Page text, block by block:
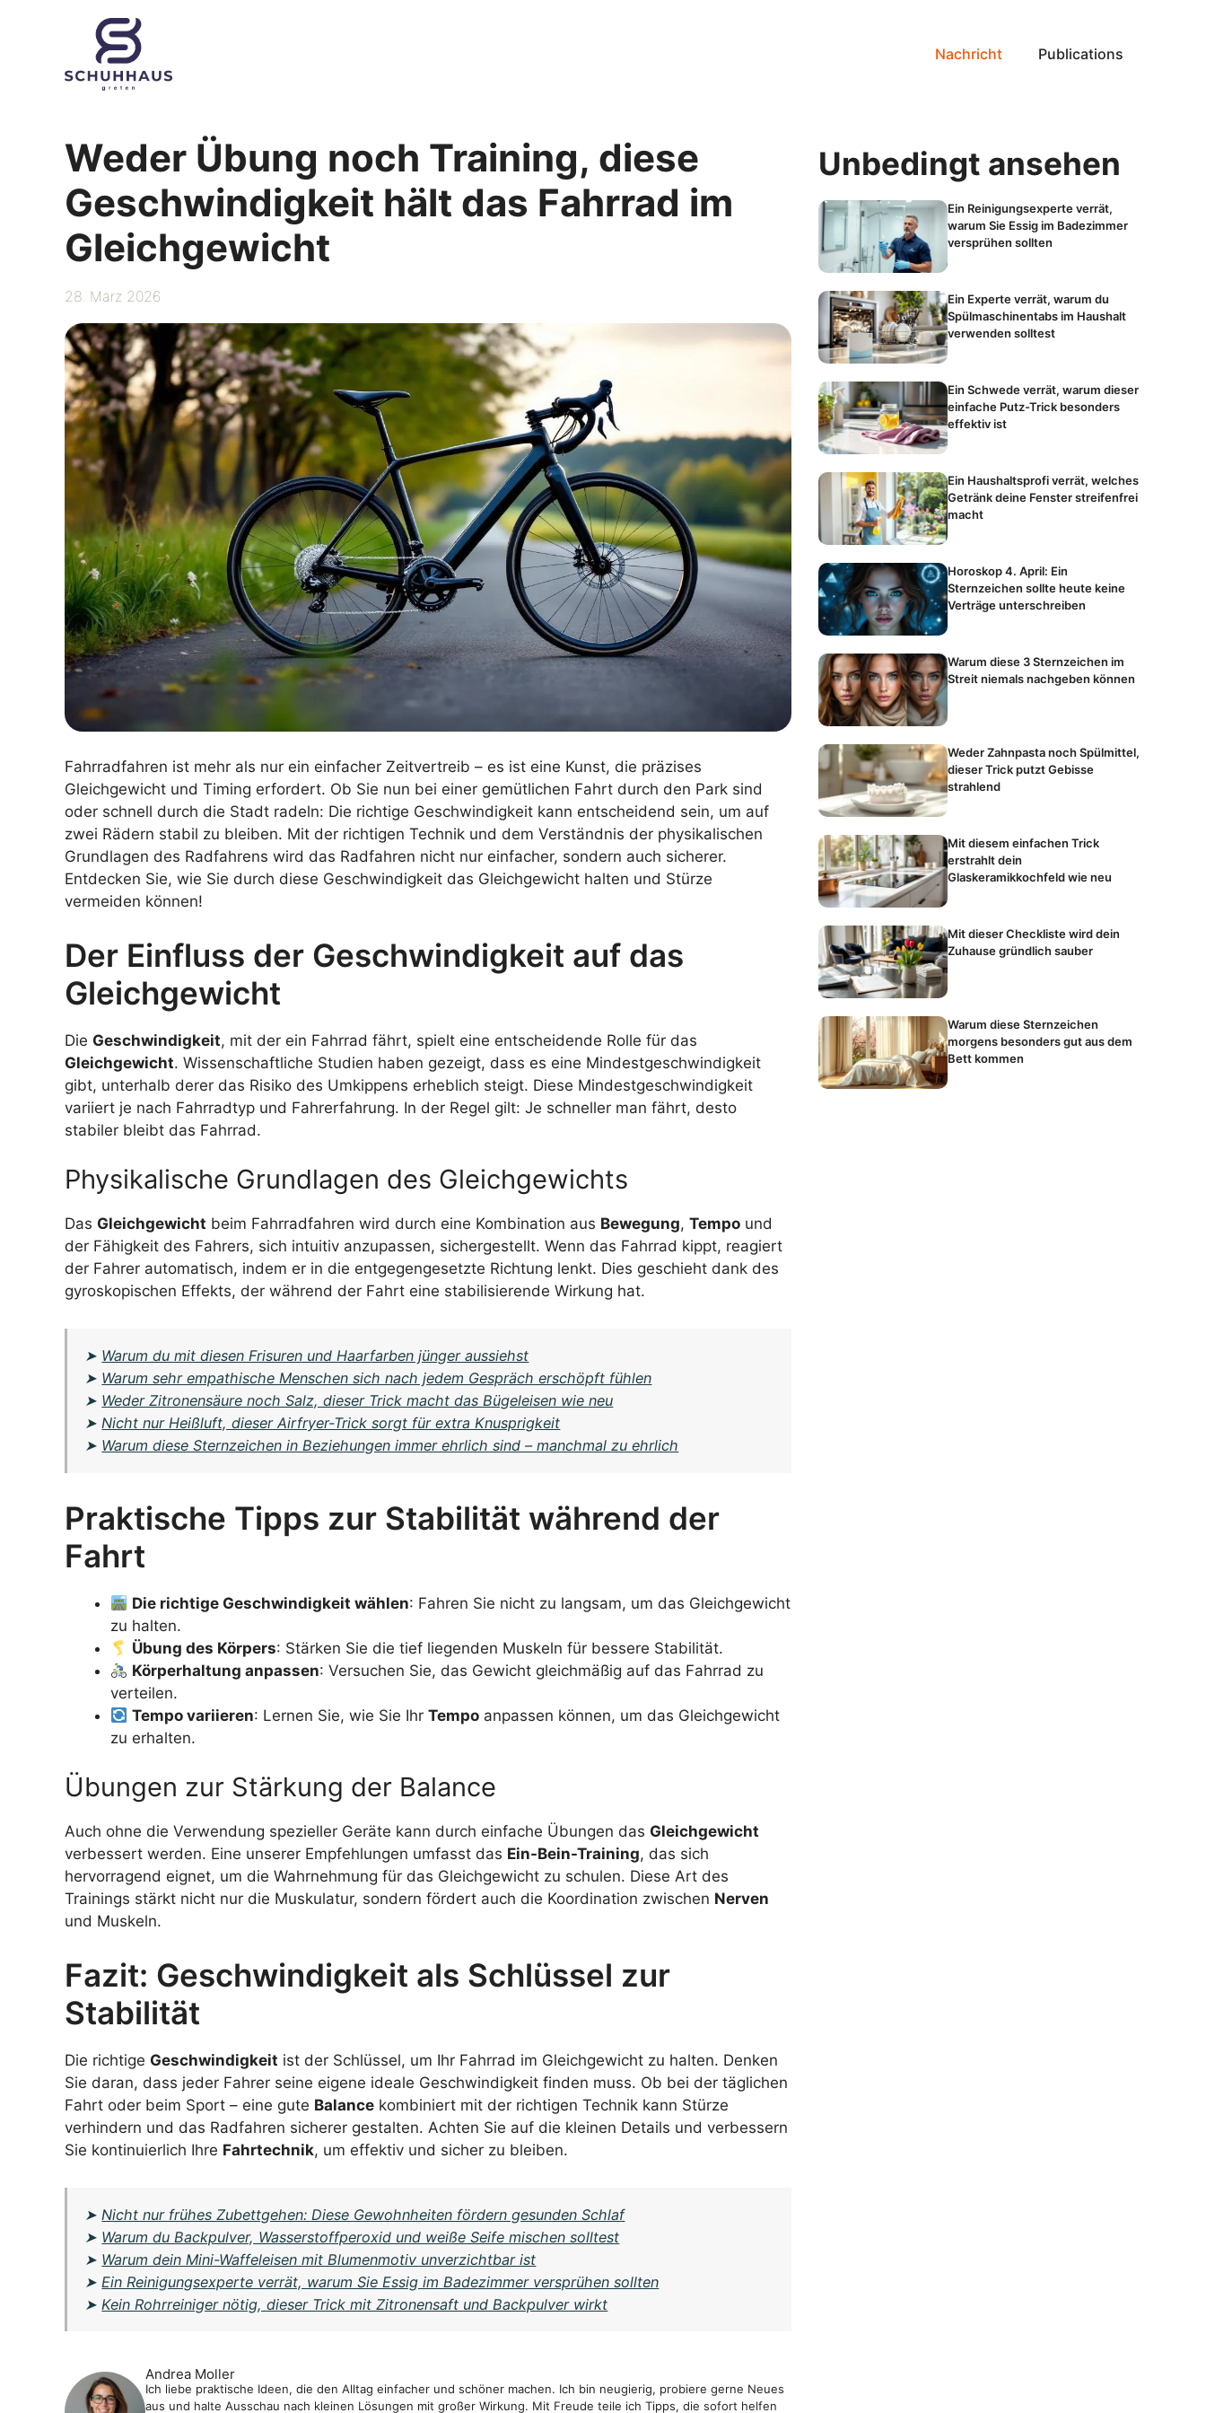
Nachricht Publications
Weder Übung noch Training, diese
Geschwindigkeit hält das Fahrrad im
Gleichgewicht
28. März 2026
Fahrradfahren ist mehr als nur ein einfacher Zeitvertreib – es ist eine Kunst, die präzises
Gleichgewicht und Timing erfordert. Ob Sie nun bei einer gemütlichen Fahrt durch den Park sind
oder schnell durch die Stadt radeln: Die richtige Geschwindigkeit kann entscheidend sein, um auf
zwei Rädern stabil zu bleiben. Mit der richtigen Technik und dem Verständnis der physikalischen
Grundlagen des Radfahrens wird das Radfahren nicht nur einfacher, sondern auch sicherer.
Entdecken Sie, wie Sie durch diese Geschwindigkeit das Gleichgewicht halten und Stürze
vermeiden können!
Der Einfluss der Geschwindigkeit auf das
Gleichgewicht
Die Geschwindigkeit, mit der ein Fahrrad fährt, spielt eine entscheidende Rolle für das
Gleichgewicht. Wissenschaftliche Studien haben gezeigt, dass es eine Mindestgeschwindigkeit
gibt, unterhalb derer das Risiko des Umkippens erheblich steigt. Diese Mindestgeschwindigkeit
variiert je nach Fahrradtyp und Fahrerfahrung. In der Regel gilt: Je schneller man fährt, desto
stabiler bleibt das Fahrrad.
Physikalische Grundlagen des Gleichgewichts
Das Gleichgewicht beim Fahrradfahren wird durch eine Kombination aus Bewegung, Tempo und
der Fähigkeit des Fahrers, sich intuitiv anzupassen, sichergestellt. Wenn das Fahrrad kippt, reagiert
der Fahrer automatisch, indem er in die entgegengesetzte Richtung lenkt. Dies geschieht dank des
gyroskopischen Effekts, der während der Fahrt eine stabilisierende Wirkung hat.
➤ Warum du mit diesen Frisuren und Haarfarben jünger aussiehst
➤ Warum sehr empathische Menschen sich nach jedem Gespräch erschöpft fühlen
➤ Weder Zitronensäure noch Salz, dieser Trick macht das Bügeleisen wie neu
➤Nicht nur Heißluft, dieser Airfryer-Trick sorgt für extra Knusprigkeit
➤ Warum diese Sternzeichen in Beziehungen immer ehrlich sind – manchmal zu ehrlich
Praktische Tipps zur Stabilität während der
Fahrt
Die richtige Geschwindigkeit wählen: Fahren Sie nicht zu langsam, um das Gleichgewicht
zu halten.
Übung des Körpers: Stärken Sie die tief liegenden Muskeln für bessere Stabilität.
Körperhaltung anpassen: Versuchen Sie, das Gewicht gleichmäßig auf das Fahrrad zu
verteilen.
Tempo variieren: Lernen Sie, wie Sie IhrTempo anpassen können, um das Gleichgewicht
zu erhalten.
Übungen zur Stärkung der Balance
Auch ohne die Verwendung spezieller Geräte kann durch einfache Übungen das Gleichgewicht
verbessert werden. Eine unserer Empfehlungen umfasst das Ein-Bein-Training, das sich
hervorragend eignet, um die Wahrnehmung für das Gleichgewicht zu schulen. Diese Art des
Trainings stärkt nicht nur die Muskulatur, sondern fördert auch die Koordination zwischen Nerven
und Muskeln.
Fazit: Geschwindigkeit als Schlüssel zur
Stabilität
Die richtige Geschwindigkeit ist der Schlüssel, um Ihr Fahrrad im Gleichgewicht zu halten. Denken
Sie daran, dass jeder Fahrer seine eigene ideale Geschwindigkeit finden muss. Ob bei der täglichen
Fahrt oder beim Sport – eine gute Balance kombiniert mit der richtigen Technik kann Stürze
verhindern und das Radfahren sicherer gestalten. Achten Sie auf die kleinen Details und verbessern
Sie kontinuierlich Ihre Fahrtechnik, um effektiv und sicher zu bleiben.
➤ Nicht nur frühes Zubettgehen: Diese Gewohnheiten fördern gesunden Schlaf
➤ Warum du Backpulver, Wasserstoffperoxid und weiße Seife mischen solltest
➤ Warum dein Mini-Waffeleisen mit Blumenmotiv unverzichtbar ist
➤ Ein Reinigungsexperte verrät, warum Sie Essig im Badezimmer versprühen sollten
➤ Kein Rohrreiniger nötig, dieser Trick mit Zitronensaft und Backpulver wirkt
Andrea Moller
Ich liebe praktische Ideen, die den Alltag einfacher und schöner machen. Ich bin neugierig, probiere gerne Neues
aus und halte Ausschau nach kleinen Lösungen mit großer Wirkung. Mit Freude teile ich Tipps, die sofort helfen
Unbedingt ansehen
Ein Reinigungsexperte verrät,
warum Sie Essig im Badezimmer
versprühen sollten
Ein Experte verrät, warum du
Spülmaschinentabs im Haushalt
verwenden solltest
Ein Schwede verrät, warum dieser
einfache Putz-Trick besonders
effektiv ist
Ein Haushaltsprofi verrät, welches
Getränk deine Fenster streifenfrei
macht
Horoskop 4. April: Ein
Sternzeichen sollte heute keine
Verträge unterschreiben
Warum diese 3 Sternzeichen im
Streit niemals nachgeben können
Weder Zahnpasta noch Spülmittel,
dieser Trick putzt Gebisse
strahlend
Mit diesem einfachen Trick
erstrahlt dein
Glaskeramikkochfeld wie neu
Mit dieser Checkliste wird dein
Zuhause gründlich sauber
Warum diese Sternzeichen
morgens besonders gut aus dem
Bett kommen